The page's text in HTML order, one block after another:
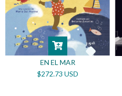
EN EL MAR
$272.73 USD